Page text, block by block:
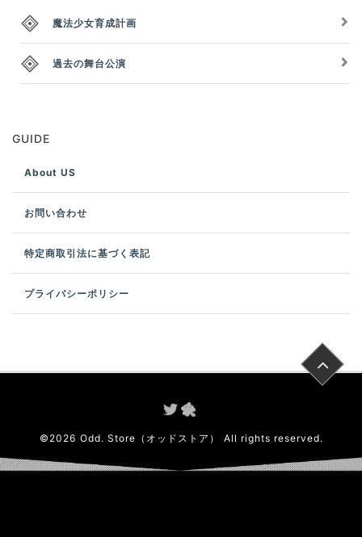
魔法少女育成計画
過去の舞台公演
GUIDE
About US
お問い合わせ
特定商取引法に基づく表記
プライバシーポリシー
© 2026 Odd. Store（オッドストア） All rights reserved.